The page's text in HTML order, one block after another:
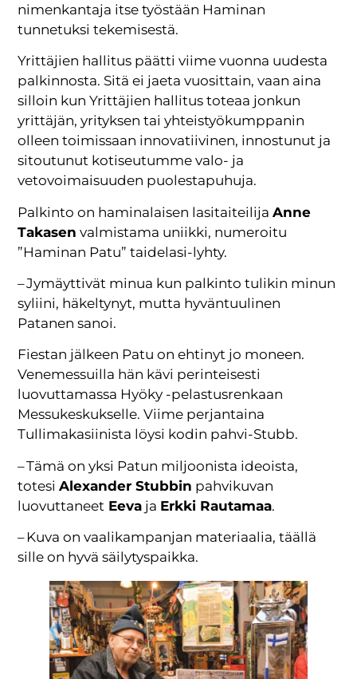
nimenkantaja itse työstään Haminan
tunnetuksi tekemisestä.
Yrittäjien hallitus päätti viime vuonna uudesta
palkinnosta. Sitä ei jaeta vuosittain, vaan aina
silloin kun Yrittäjien hallitus toteaa jonkun
yrittäjän, yrityksen tai yhteistyökumppanin
olleen toimissaan innovatiivinen, innostunut ja
sitoutunut kotiseutumme valo- ja
vetovoimaisuuden puolestapuhuja.
Palkinto on haminalaisen lasitaiteilijaAnne
Takasen valmistama uniikki, numeroitu
”Haminan Patu” taidelasi-lyhty.
– Jymäyttivät minua kun palkinto tulikin minun
syliini, häkeltynyt, mutta hyväntuulinen
Patanen sanoi.
Fiestan jälkeen Patu on ehtinyt jo moneen.
Venemessuilla hän kävi perinteisesti
luovuttamassa Hyöky -pelastusrenkaan
Messukeskukselle. Viime perjantaina
Tullimakasiinista löysi kodin pahvi-Stubb.
– Tämä on yksi Patun miljoonista ideoista,
totesiAlexander Stubbin pahvikuvan
luovuttaneet Eeva ja Erkki Rautamaa.
– Kuva on vaalikampanjan materiaalia, täällä
sille on hyvä säilytyspaikka.